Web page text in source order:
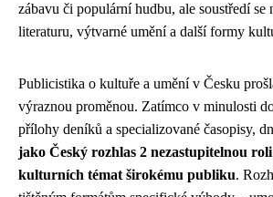
zábavu či populární hudbu, ale soustředí
literaturu, výtvarné umění a další formy
Publicistika o kultuře a umění v Česku
výraznou proměnou. Zatímco v minulosti
přílohy deníků a specializované časopisy,
jako Český rozhlas 2 nezastupitelnou
kulturních témat širokému publiku.